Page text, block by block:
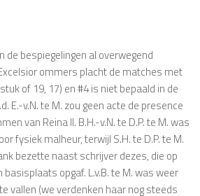
de bespiegelingen al overwegend
ommers placht de matches met
of 19, 17) en #4 is niet bepaald in de
E.-v.N. te M. zou geen acte de presence
van Reina II. B.H.-v.N. te D.P. te M. was
fysiek malheur, terwijl S.H. te D.P. te M.
bezette naast schrijver dezes, die op
opgaf. L.v.B. te M. was weer
vallen (we verdenken haar nog steeds